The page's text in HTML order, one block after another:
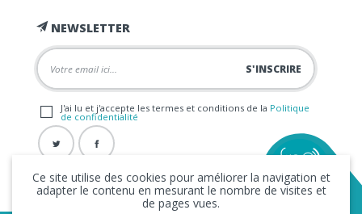
NEWSLETTER
J'ai lu et j'accepte les termes et conditions de la Politique
de confidentialité
Ce site utilise des cookies pour améliorer la navigation et
adapter le contenu en mesurant le nombre de visites et
de pages vues.